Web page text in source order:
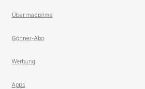
Über macprime
Gönner-Abo
Werbung
Apps